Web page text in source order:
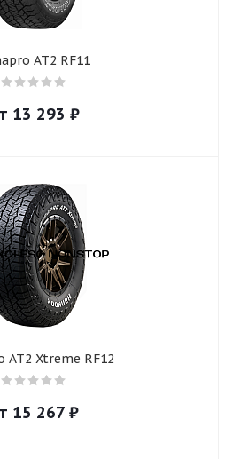
AT2 RF11
13 293 ₽
AT2 Xtreme RF12
15 267 ₽